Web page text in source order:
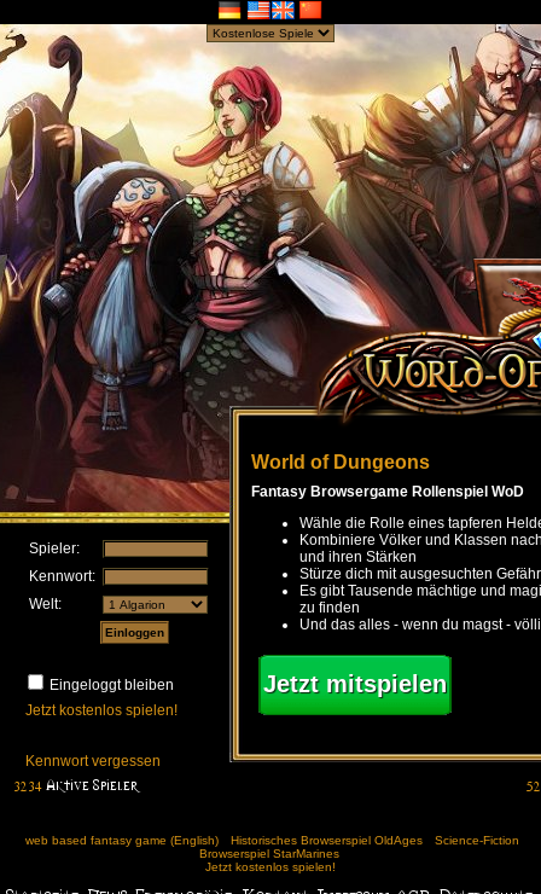
Spieler:
Kennwort:
Welt:
Eingeloggt bleiben
Jetzt kostenlos spielen!
Kennwort vergessen
World of Dungeons
Fantasy Browsergame Rollenspiel WoD
Wähle die Rolle eines tapferen
Kombiniere Völker und Klassen
und ihren Stärken
Stürze dich mit ausgesuchten
Es gibt Tausende mächtige und
zu finden
Und das alles - wenn du magst -
Jetzt mitspielen
web based fantasy game (English) Historisches Browserspiel OldAges
Science-Fiction
Browserspiel StarMarines
Jetzt kostenlos spielen!